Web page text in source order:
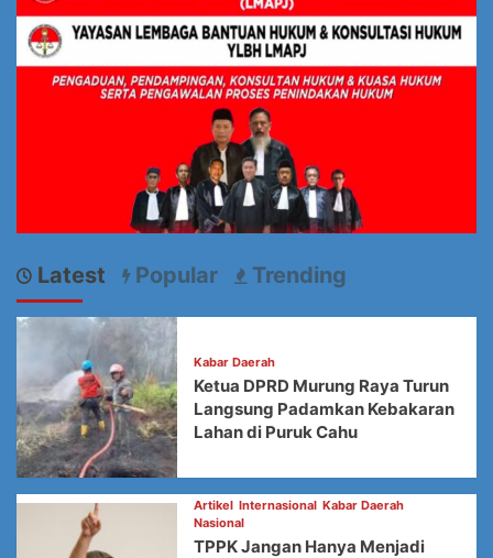
Latest Popular Trending
Kabar Daerah
Ketua DPRD Murung Raya Turun
Langsung Padamkan Kebakaran
Lahan di Puruk Cahu
Artikel Internasional Kabar Daerah
Nasional
TPPK Jangan Hanya Menjadi